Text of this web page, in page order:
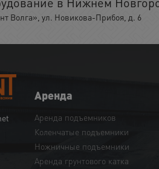
Волга», ул. Новикова-Прибоя, д. 6
Аренда
Аренда подъемников
Коленчатые подъемники
Ножничные подъемники
Аренда грунтового катка